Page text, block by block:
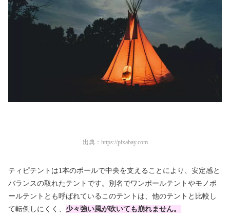
出典： https://pixabay.com
ティピテントは1本のポールで中央を支えることにより、安定感と
バランスの取れたテントです。別名でワンポールテントやモノポ
ールテントとも呼ばれているこのテントは、他のテントと比較し
て転倒しにくく、 少々強い風が吹いても崩れません。